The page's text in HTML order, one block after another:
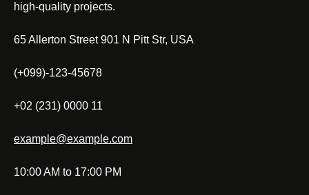
high-quality projects.
65 Allerton Street 901 N Pitt Str, USA
(+099)-123-45678
+02 (231) 0000 11
example@example.com
10:00 AM to 17:00 PM